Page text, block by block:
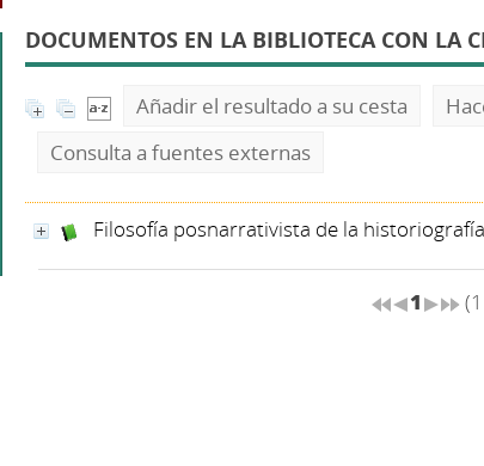
DOCUMENTOS EN LA BIBLIOTECA CON LA
Añadir el resultado a su cesta
Consulta a fuentes externas
Filosofía posnarrativista de la historiografía
1